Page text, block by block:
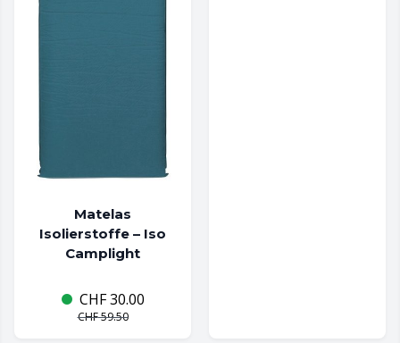
Matelas
Isolierstoffe – Iso
Camplight
CHF30.00
CHF59.50